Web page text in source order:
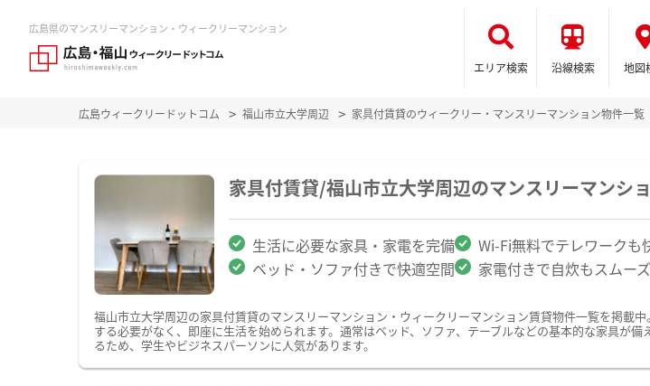
広島県のマンスリーマンション・ウィークリーマンション
エリア検索 沿線検索 地図
広島ウィークリードットコム 福山市立大学周辺 家具付賃貸のウィークリー・マンスリーマンション物件一覧
家具付賃貸/福山市立大学周辺のマンスリーマンシ
生活に必要な家具・家電を完備 Wi-Fi無料でテレワークも
ベッド・ソファ付きで快適空間
家電付きで自炊もスムーズ
福山市立大学周辺の家具付賃貸のマンスリーマンション・ウィークリーマンション賃貸物件一覧を掲載
する必要がなく、即座に生活を始められます。通常はベッド、ソファ、テーブルなどの基本的な家具が
るため、学生やビジネスパーソンに人気があります。